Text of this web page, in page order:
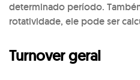
determinado período.
rotatividade, ele pode ser
Turnover geral